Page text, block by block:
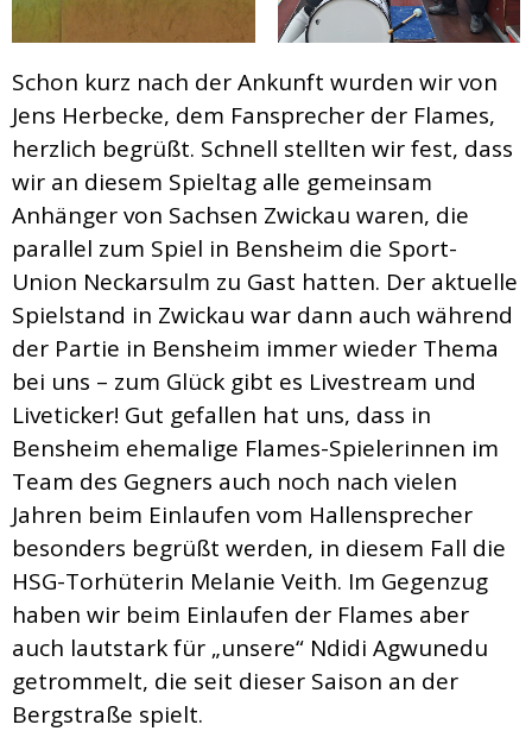
Schon kurz nach der Ankunft wurden wir von
Jens Herbecke, dem Fansprecher der Flames,
herzlich begrüßt. Schnell stellten wir fest, dass
wir an diesem Spieltag alle gemeinsam
Anhänger von Sachsen Zwickau waren, die
parallel zum Spiel in Bensheim die Sport-
Union Neckarsulm zu Gast hatten. Der aktuelle
Spielstand in Zwickau war dann auch während
der Partie in Bensheim immer wieder Thema
bei uns – zum Glück gibt es Livestream und
Liveticker! Gut gefallen hat uns, dass in
Bensheim ehemalige Flames-Spielerinnen im
Team des Gegners auch noch nach vielen
Jahren beim Einlaufen vom Hallensprecher
besonders begrüßt werden, in diesem Fall die
HSG-Torhüterin Melanie Veith. Im Gegenzug
haben wir beim Einlaufen der Flames aber
auch lautstark für „unsere“ Ndidi Agwunedu
getrommelt, die seit dieser Saison an der
Bergstraße spielt.